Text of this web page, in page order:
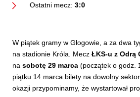
Ostatni mecz: 3:0
W piątek gramy w Głogowie, a za dwa
na stadionie Króla. Mecz ŁKS-u z Odrą
na sobotę 29 marca (początek o godz.
piątku 14 marca bilety na dowolny
okazji przypominamy, że wystartował